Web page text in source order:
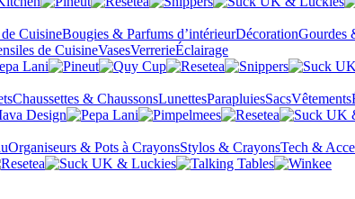
CuisineBougies & Parfums d’intérieurDécorationGourdes
de CuisineVasesVerrerieÉclairage
Chaussettes & ChaussonsLunettesParapluiesSacsVêtements
Organiseurs & Pots à CrayonsStylos & CrayonsTech &